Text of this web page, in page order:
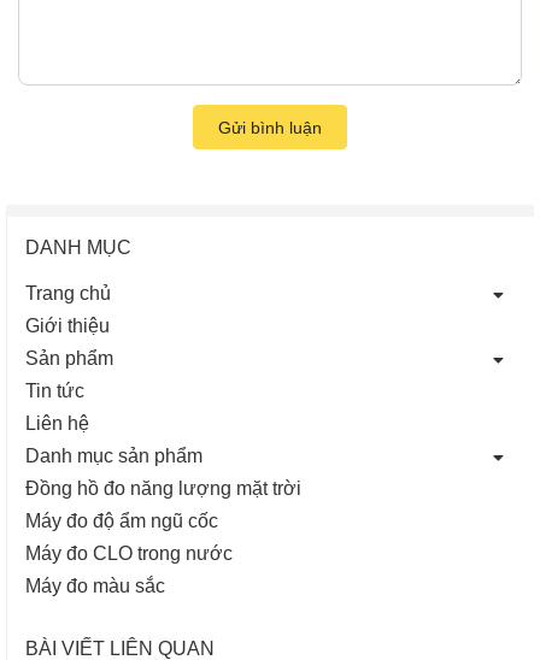
Gửi bình luận
DANH MỤC
Trang chủ
Giới thiệu
Sản phẩm
Tin tức
Liên hệ
Danh mục sản phẩm
Đồng hồ đo năng lượng mặt trời
Máy đo độ ẩm ngũ cốc
Máy đo CLO trong nước
Máy đo màu sắc
BÀI VIẾT LIÊN QUAN